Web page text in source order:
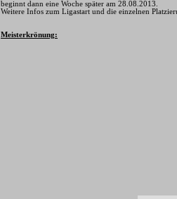
beginnt dann eine Woche später am 28.08.2013.
Weitere Infos zum Ligastart und die einzelnen
Meisterkrönung: